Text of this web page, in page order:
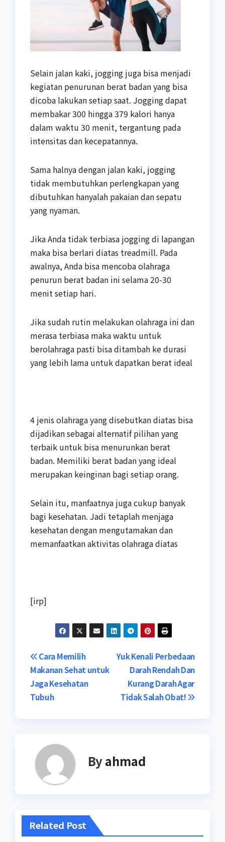
Selain jalan kaki, jogging juga bisa menjadi
kegiatan penurunan berat badan yang bisa
dicoba lakukan setiap saat. Jogging dapat
membakar 300 hingga 379 kalori hanya
dalam waktu 30 menit, tergantung pada
intensitas dan kecepatannya.
Sama halnya dengan jalan kaki, jogging
tidak membutuhkan perlengkapan yang
dibutuhkan hanyalah pakaian dan sepatu
yang nyaman.
Jika Anda tidak terbiasa jogging di lapangan
maka bisa berlari diatas treadmill. Pada
awalnya, Anda bisa mencoba olahraga
penurun berat badan ini selama 20-30
menit setiap hari.
Jika sudah rutin melakukan olahraga ini dan
merasa terbiasa maka waktu untuk
berolahraga pasti bisa ditambah ke durasi
yang lebih lama untuk dapatkan berat ideal
4 jenis olahraga yang disebutkan diatas bisa
dijadikan sebagai alternatif pilihan yang
terbaik untuk bisa menurunkan berat
badan. Memiliki berat badan yang ideal
merupakan keinginan bagi setiap orang.
Selain itu, manfaatnya juga cukup banyak
bagi kesehatan. Jadi tetaplah menjaga
kesehatan dengan mengutamakan dan
memanfaatkan aktivitas olahraga diatas
[irp]
Navigasi
pos
Yuk Kenali Perbedaan
Darah Rendah Dan
Kurang Darah Agar
Tidak Salah Obat!
Cara Memilih
Makanan Sehat untuk
Jaga Kesehatan
Tubuh
Byahmad
Related Post